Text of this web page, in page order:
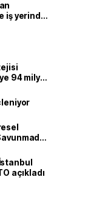
iş yerinde
94 milyar
açıkladı